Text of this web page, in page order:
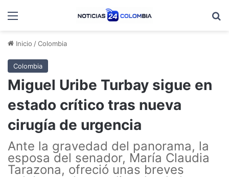
Menú
Inicio /Colombia
Colombia
Miguel Uribe Turbay sigue en
estado crítico tras nueva
cirugía de urgencia
Ante la gravedad del panorama, la
esposa del senador, María Claudia
Tarazona, ofreció unas breves